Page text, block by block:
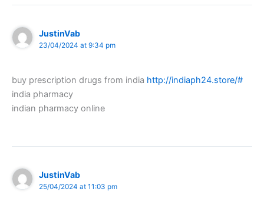
JustinVab
23/04/2024 at 9:34 pm
buy prescription drugs from india http://indiaph24.store/#
india pharmacy
indian pharmacy online
JustinVab
25/04/2024 at 11:03 pm